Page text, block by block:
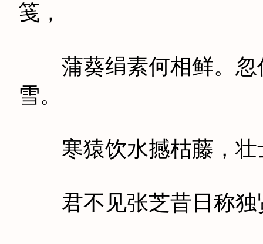
笺，
蒲葵绢素何相鲜。忽
雪。
寒猿饮水撼枯藤，壮
君不见张芝昔日称独